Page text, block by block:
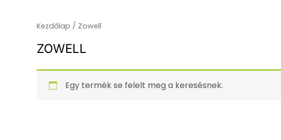
Kezdőlap / Zowell
ZOWELL
Egy termék se felelt meg a keresésnek.